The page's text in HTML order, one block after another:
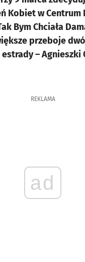
Kobiet w Centrum
Bym Chciała
przeboje
– Agnieszki
REKLAMA
ad